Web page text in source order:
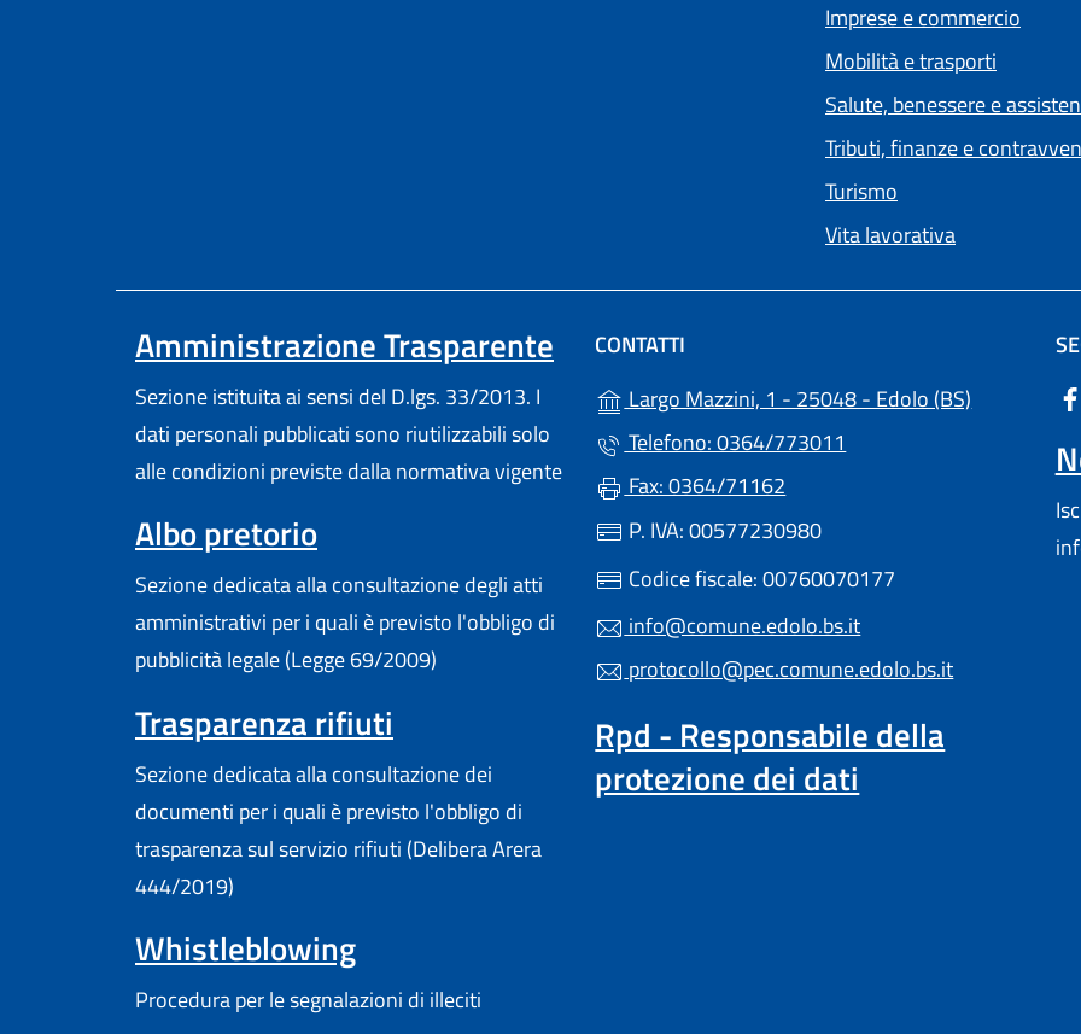
Imprese e commercio
Mobilità e trasporti
Salute, benessere e
Tributi, finanze e
Turismo
Vita lavorativa
Amministrazione Trasparente
Sezione istituita ai sensi del D.lgs. 33/2013. I
dati personali pubblicati sono riutilizzabili solo
alle condizioni previste dalla normativa vigente
Albo pretorio
Sezione dedicata alla consultazione degli atti
amministrativi per i quali è previsto l'obbligo di
pubblicità legale (Legge 69/2009)
Trasparenza rifiuti
Sezione dedicata alla consultazione dei
documenti per i quali è previsto l'obbligo di
trasparenza sul servizio rifiuti (Delibera Arera
444/2019)
Whistleblowing
Procedura per le segnalazioni di illeciti
CONTATTI
Largo Mazzini, 1 - 25048 - Edolo (BS) (apre in
Telefono: 0364/773011
Fax: 0364/71162
P. IVA: 00577230980
Codice fiscale: 00760070177
info@comune.edolo.bs.it
protocollo@pec.comune.edolo.bs.it
Rpd - Responsabile della
protezione dei dati